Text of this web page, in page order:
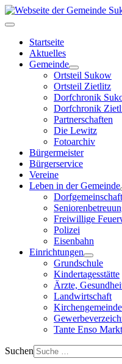
Startseite
Aktuelles
Gemeinde
Ortsteil Sukow
Ortsteil Zietlitz
Dorfchronik
Dorfchronik
Partnerschaften
Die Lewitz
Fotoarchiv
Bürgermeister
Bürgerservice
Vereine
Leben in der Gemeinde
Freiwillige
Polizei
Eisenbahn
Einrichtungen
Grundschule
Kindertagesstätte
Ärzte,
Landwirtschaft
Kirchengemeinde
Tante Enso Markt
Suchen